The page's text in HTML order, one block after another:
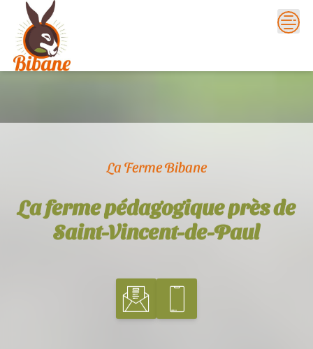
content
La Ferme Bibane
La ferme pédagogique près de
Saint-Vincent-de-Paul